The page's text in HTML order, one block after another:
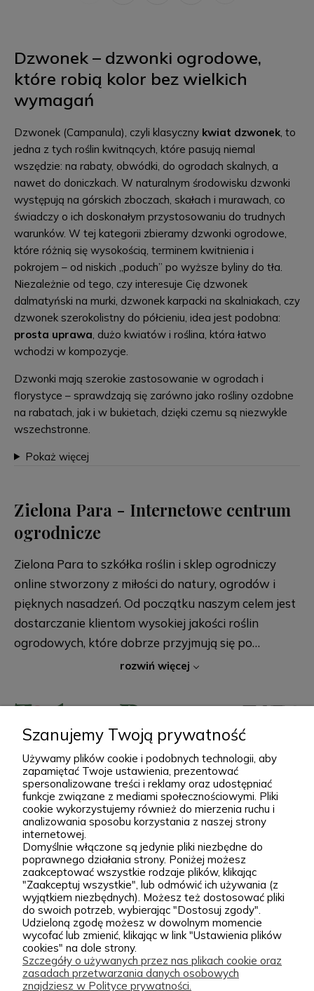
Dzwonek – dzwonki ogrodowe,
które robią kolor bez wielkich
wymagań
Dzwonek (Campanula), czyli klasyczny kwiat dzwonek , to
jedna z tych roślin kwitnących, które pasują niemal
wszędzie: na rabaty, obwódki, do ogrodach skalnych, a
nawet do doniczkach. W naturalnym środowisku dzwonki
występują na górskich zboczach, skałach i murawach, co
świadczy o ich doskonałym przystosowaniu do trudnych
warunków. W tej kategorii zbieramy dzwonki ogrodowe,
które różnią się wysokością, terminem kwitnienia i
pokrojem – od niskich „poduch” po wyższe byliny do tła.
Niezależnie od tego, czy interesuje Cię dzwonek
dalmatyński na murki, dzwonek karpacki na skalniakach, czy
dzwonek szerokolistny do półcieniu, idea jest podobna:
prosta uprawa , dużo kwiatów i roślina, która łatwo
wchodzi w kompozycje.
Dzwonki mają szerokie zastosowanie w ogrodach i
florystyce – sprawdzają się zarówno jako rośliny ozdobne
na rabatach, jak i w bukietach, dzięki czemu są niezwykle
wszechstronne.
Pokaż więcej
Zielona Para - Internetowe centrum
ogrodnicze
Zielona Para to szkółka roślin i sklep ogrodniczy
online stworzony z miłości do natury, ogrodów i
pięknych nasadzeń. Od początku naszym celem jest
dostarczanie klientom wysokiej jakości roślin
ogrodowych, które dobrze przyjmują się po
posadzeniu i przez lata zdobią przydomowe
większe kompozycje krajobrazowe. Za Zieloną Parą
dobierają każdą odmianę dostępną w naszej
ofercie. W sprzedaży znajdziesz zarówno
sprawdzone, klasyczne gatunki, jak i ciekawsze,
bardziej unikatowe krzewy ozdobne, drzewa, byliny
oraz sadzonki do ogrodu. Każda roślina jest przez
nas pielęgnowana, nawożona, przycinana i
przygotowywana tak, aby mogła trafić do Twojego
ogrodu w jak najlepszej kondycji. W Zielonej Parze
stawiamy przede wszystkim na jakość sadzonek.
Wiemy, że dobrze ukorzeniona, zdrowa roślina to
podstawa udanego ogrodu, dlatego nie traktujemy
sprzedaży roślin jak zwykłej wysyłki produktu.
Nasze sadzonki są starannie prowadzone i
rozwiń więcej
Podgórna 9, 97-565 Brudzice
+48 793 037 145
kontakt@zielonapara.pl
Kategorie
Informacje
zielonapara.pl © 2026
Made with
by
Szanujemy Twoją prywatność
Używamy plików cookie i podobnych technologii, aby
zapamiętać Twoje ustawienia, prezentować
spersonalizowane treści i reklamy oraz udostępniać
funkcje związane z mediami społecznościowymi. Pliki
cookie wykorzystujemy również do mierzenia ruchu i
analizowania sposobu korzystania z naszej strony
internetowej.
Domyślnie włączone są jedynie pliki niezbędne do
poprawnego działania strony. Poniżej możesz
zaakceptować wszystkie rodzaje plików, klikając
"Zaakceptuj wszystkie", lub odmówić ich używania (z
wyjątkiem niezbędnych). Możesz też dostosować pliki
do swoich potrzeb, wybierając "Dostosuj zgody".
Udzieloną zgodę możesz w dowolnym momencie
wycofać lub zmienić, klikając w link "Ustawienia plików
cookies" na dole strony.
Szczegóły o używanych przez nas plikach cookie oraz
zasadach przetwarzania danych osobowych
znajdziesz w Polityce prywatności.